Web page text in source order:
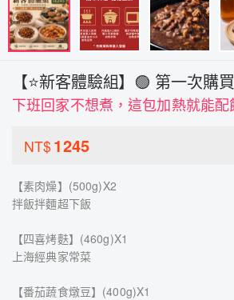
【⭐新客體驗組】🟢 第一次購
下班回家不想煮，這包加熱就能配
NT$1245
【素肉燥】(500g)X2
拌飯拌麵超下飯
【四喜烤麩】(460g)X1
上海經典家常菜
【番茄蔬食燉豆】(400g)X1